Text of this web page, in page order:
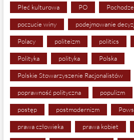
Płeć kulturowa PO
poczucie winy podejmowanie
Polacy politeizm politics
Polityka polityka Polska
Polskie Stowarzyszenie Racjonalistów
poprawność polityczna populizm
postęp postmodernizm
prawa człowieka prawa kobiet